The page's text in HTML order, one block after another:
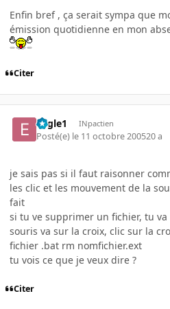
Enfin bref , ça serait sympa que
émission quotidienne en mon
Citer
Eagle1 INpactien
Posté(e) le 11 octobre 200520 a
je sais pas si il faut raisonner
les clic et les mouvement de la
fait
si tu ve supprimer un fichier, tu
souris va sur la croix, clic sur la
fichier .bat rm nomfichier.ext
tu vois ce que je veux dire ?
Citer